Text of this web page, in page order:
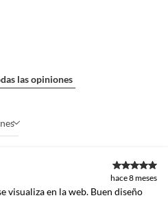
las opiniones
hace 8 meses
visualiza en la web. Buen diseño